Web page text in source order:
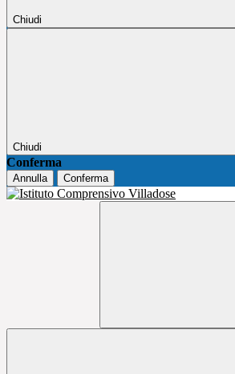
Chiudi
Chiudi
Conferma
Annulla Conferma